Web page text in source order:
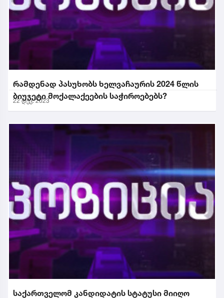
რამდენად პასუხობს ხელვაჩაურის 2024 წლის
ბიუჯეტი მოქალაქეების საჭიროებებს?
22 დეკ. 2023
საქართველომ კანდიდატის სტატუსი მიიღო